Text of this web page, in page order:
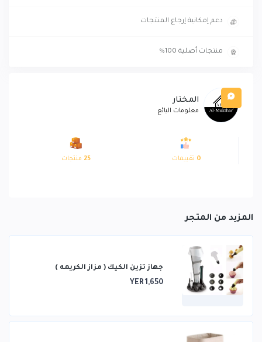
دعم إمكانية إرجاع المنتجات
منتجات أصلية 100%
المختار
معلومات البائع
0 تقييمات 25 منتجات
المزيد من المتجر
جهاز تزين الكيك ( مزاز الكريمه )
YER 1,650